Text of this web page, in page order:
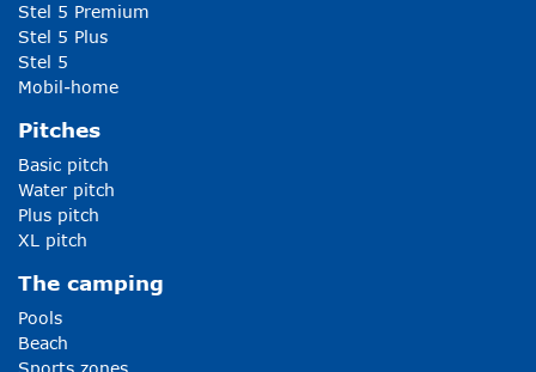
Stel 5 Premium
Stel 5 Plus
Stel 5
Mobil-home
Pitches
Basic pitch
Water pitch
Plus pitch
XL pitch
The camping
Pools
Beach